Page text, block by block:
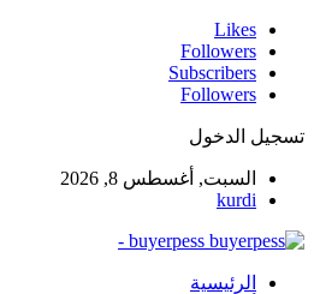
Likes
Followers
Subscribers
Followers
تسجيل الدخول
السبت, أغسطس 8, 2026
kurdi
buyerpess -
الرئيسية